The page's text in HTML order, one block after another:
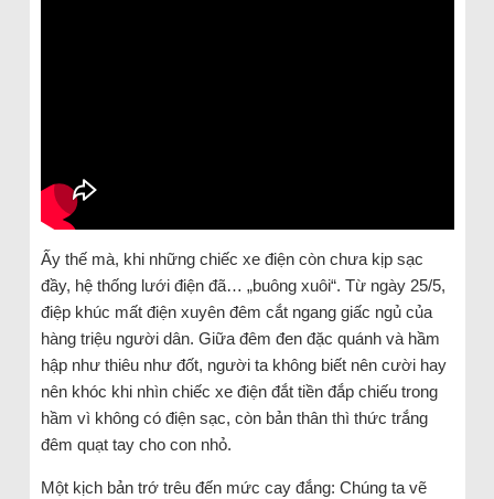
Ấy thế mà, khi những chiếc xe điện còn chưa kịp sạc
đầy, hệ thống lưới điện đã… „buông xuôi“. Từ ngày 25/5,
điệp khúc mất điện xuyên đêm cắt ngang giấc ngủ của
hàng triệu người dân. Giữa đêm đen đặc quánh và hầm
hập như thiêu như đốt, người ta không biết nên cười hay
nên khóc khi nhìn chiếc xe điện đắt tiền đắp chiếu trong
hầm vì không có điện sạc, còn bản thân thì thức trắng
đêm quạt tay cho con nhỏ.
Một kịch bản trớ trêu đến mức cay đắng: Chúng ta vẽ